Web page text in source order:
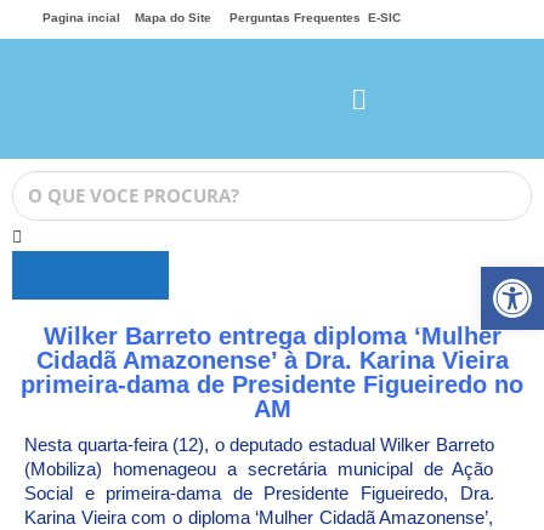
Pagina incial Mapa do Site Perguntas Frequentes E-SIC
Wilker Barreto entrega diploma ‘Mulher
Cidadã Amazonense’ à Dra. Karina Vieira
primeira-dama de Presidente Figueiredo no
AM
Nesta quarta-feira (12), o deputado estadual Wilker Barreto
(Mobiliza) homenageou a secretária municipal de Ação
Social e primeira-dama de Presidente Figueiredo, Dra.
Karina Vieira com o diploma ‘Mulher Cidadã Amazonense’,